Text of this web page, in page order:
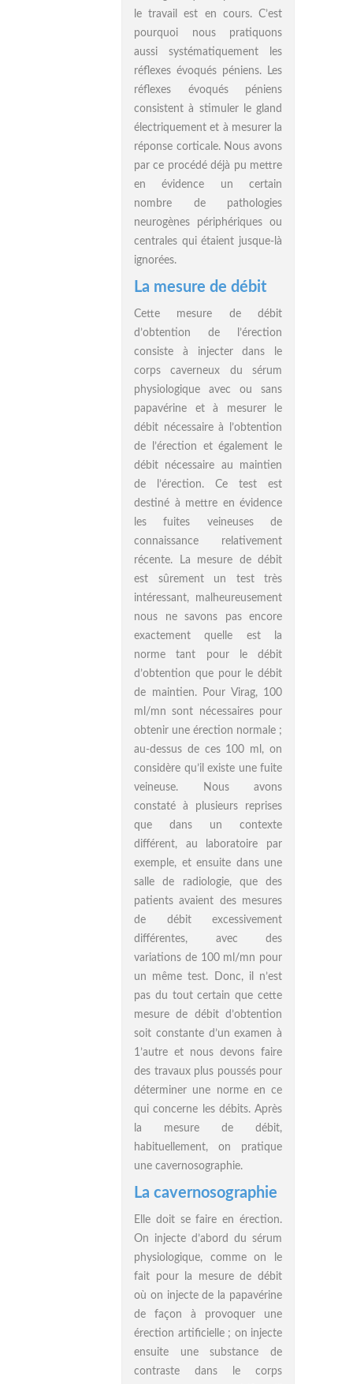
le travail est en cours. C’est
pourquoi nous pratiquons
aussi systématiquement les
réflexes évoqués péniens. Les
réflexes évoqués péniens
consistent à stimuler le gland
électriquement et à mesurer la
réponse corticale. Nous avons
par ce procédé déjà pu mettre
en évidence un certain
nombre de pathologies
neurogènes périphériques ou
centrales qui étaient jusque-là
ignorées.
La mesure de débit
Cette mesure de débit
d’obtention de l’érection
consiste à injecter dans le
corps caverneux du sérum
physiologique avec ou sans
papavérine et à mesurer le
débit nécessaire à l’obtention
de l’érection et également le
débit nécessaire au maintien
de l’érection. Ce test est
destiné à mettre en évidence
les fuites veineuses de
connaissance relativement
récente. La mesure de débit
est sûrement un test très
intéressant, malheureusement
nous ne savons pas encore
exactement quelle est la
norme tant pour le débit
d’obtention que pour le débit
de maintien. Pour Virag, 100
ml/mn sont nécessaires pour
obtenir une érection normale ;
au-dessus de ces 100 ml, on
considère qu’il existe une fuite
veineuse. Nous avons
constaté à plusieurs reprises
que dans un contexte
différent, au laboratoire par
exemple, et ensuite dans une
salle de radiologie, que des
patients avaient des mesures
de débit excessivement
différentes, avec des
variations de 100 ml/mn pour
un même test. Donc, il n’est
pas du tout certain que cette
mesure de débit d’obtention
soit constante d’un examen à
1’autre et nous devons faire
des travaux plus poussés pour
déterminer une norme en ce
qui concerne les débits. Après
la mesure de débit,
habituellement, on pratique
une cavernosographie.
La cavernosographie
Elle doit se faire en érection.
On injecte d’abord du sérum
physiologique, comme on le
fait pour la mesure de débit
où on injecte de la papavérine
de façon à provoquer une
érection artificielle ; on injecte
ensuite une substance de
contraste dans le corps